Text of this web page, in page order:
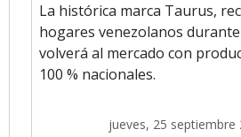
La histórica marca Taurus,
hogares venezolanos durante
volverá al mercado con
100 % nacionales.
jueves, 25 septiembre